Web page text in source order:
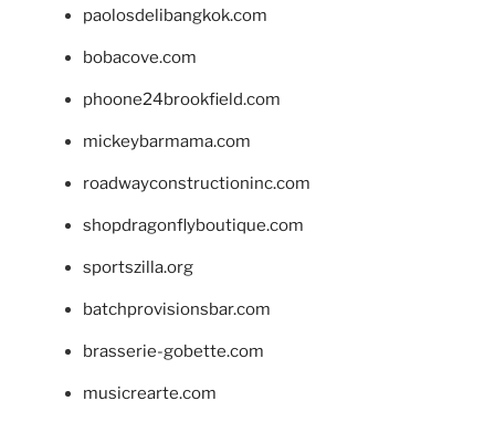
paolosdelibangkok.com
bobacove.com
phoone24brookfield.com
mickeybarmama.com
roadwayconstructioninc.com
shopdragonflyboutique.com
sportszilla.org
batchprovisionsbar.com
brasserie-gobette.com
musicrearte.com